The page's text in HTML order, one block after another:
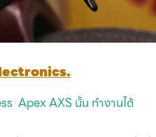
Apex AXS นั้น ทำงานได้